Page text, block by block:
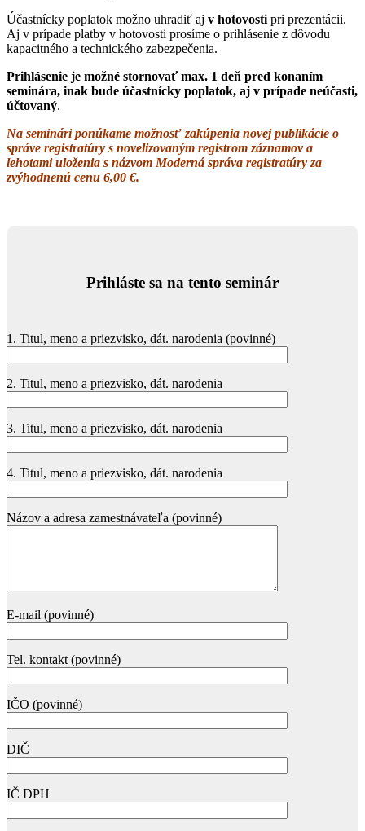
Účastnícky poplatok možno uhradiť aj v hotovosti pri prezentácii.
Aj v prípade platby v hotovosti prosíme o prihlásenie z dôvodu
kapacitného a technického zabezpečenia.
Prihlásenie je možné stornovať max. 1 deň pred konaním
seminára, inak bude účastnícky poplatok, aj v prípade neúčasti,
účtovaný.
Na seminári ponúkame možnosť zakúpenia novej publikácie o
správe registratúry s novelizovaným registrom záznamov a
lehotami uloženia s názvom Moderná správa registratúry za
zvýhodnenú cenu 6,00 €.
Prihláste sa na tento seminár
1. Titul, meno a priezvisko, dát. narodenia (povinné)
2. Titul, meno a priezvisko, dát. narodenia
3. Titul, meno a priezvisko, dát. narodenia
4. Titul, meno a priezvisko, dát. narodenia
Názov a adresa zamestnávateľa (povinné)
E-mail (povinné)
Tel. kontakt (povinné)
IČO (povinné)
DIČ
IČ DPH